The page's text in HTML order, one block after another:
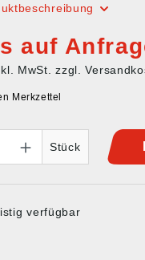
auf
MwSt. zzgl.
Merkzettel
Stück
verfügbar